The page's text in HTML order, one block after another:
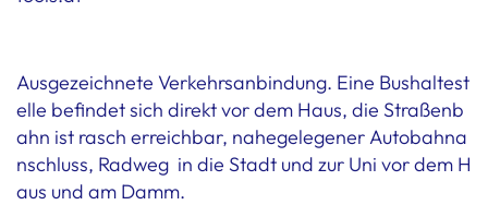
Ausgezeichnete Verkehrsanbindung. Eine Bushaltest
elle befindet sich direkt vor dem Haus, die Straßenb
ahn ist rasch erreichbar, nahegelegener Autobahna
nschluss, Radweg in die Stadt und zur Uni vor dem H
aus und am Damm.